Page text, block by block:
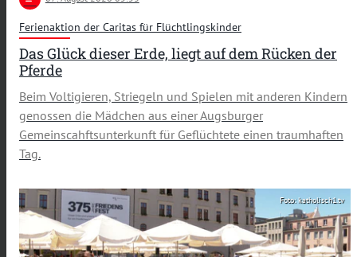
Ferienaktion der Caritas für Flüchtlingskinder
Das Glück dieser Erde, liegt auf dem Rücken der
Pferde
Beim Voltigieren, Striegeln und Spielen mit anderen Kindern
genossen die Mädchen aus einer Augsburger
Gemeinscahftsunterkunft für Geflüchtete einen traumhaften
Tag.
Foto: katholisch1.tv